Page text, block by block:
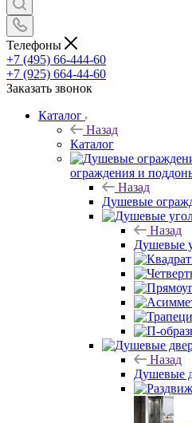
Телефоны
+7 (495) 66-444-60
+7 (925) 664-44-60
Заказать звонок
Каталог
Назад
Каталог
ограждения и
Назад
Душевые
Назад
Душевые
Назад
Душевые